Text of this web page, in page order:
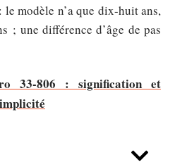
modèle n’a que dix-huit ans,
; une différence d’âge de pas
33-806 : signification et